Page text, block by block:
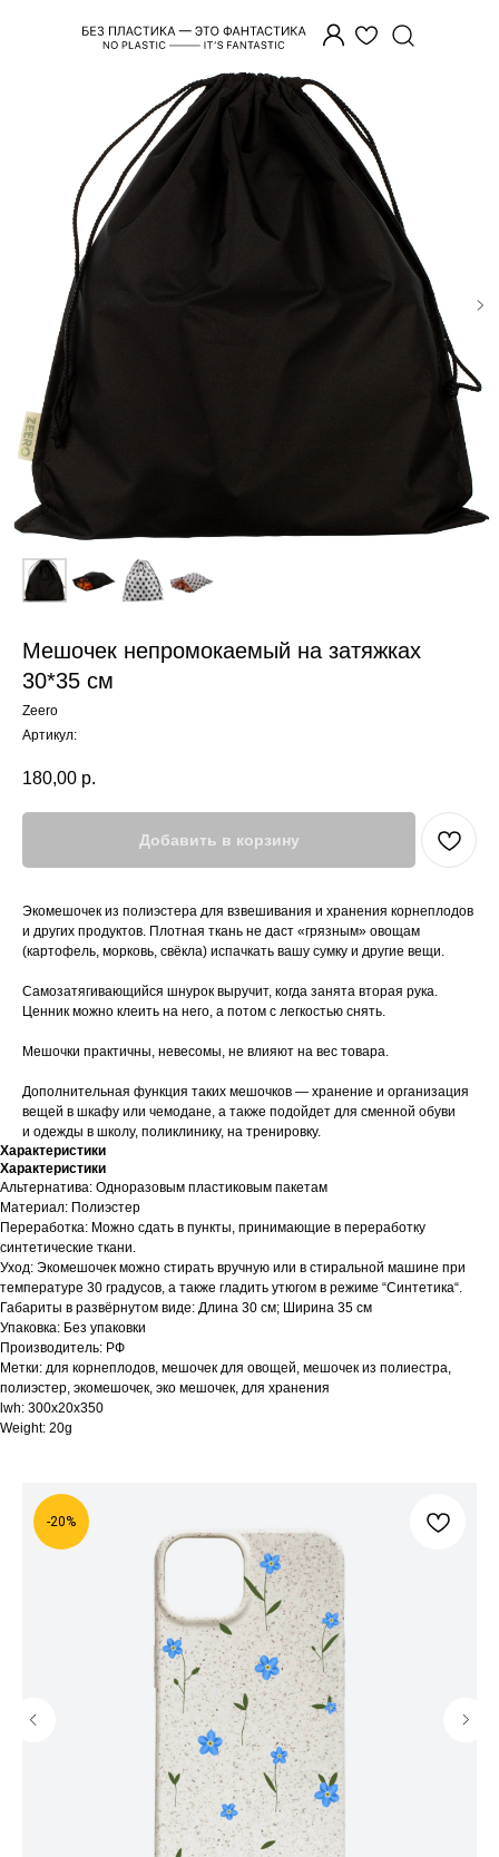
Мешочек непромокаемый на затяжках
30*35 см
Zeero
Артикул:
180,00 р.
Добавить в корзину
Экомешочек из полиэстера для взвешивания и хранения корнеплодов
и других продуктов. Плотная ткань не даст «грязным» овощам
(картофель, морковь, свёкла) испачкать вашу сумку и другие вещи.
Самозатягивающийся шнурок выручит, когда занята вторая рука.
Ценник можно клеить на него, а потом с легкостью снять.
Мешочки практичны, невесомы, не влияют на вес товара.
Дополнительная функция таких мешочков — хранение и организация
вещей в шкафу или чемодане, а также подойдет для сменной обуви
и одежды в школу, поликлинику, на тренировку.
Характеристики
Характеристики
Альтернатива: Одноразовым пластиковым пакетам
Материал: Полиэстер
Переработка: Можно сдать в пункты, принимающие в переработку
синтетические ткани.
Уход: Экомешочек можно стирать вручную или в стиральной машине при
температуре 30 градусов, а также гладить утюгом в режиме “Синтетика“.
Габариты в развёрнутом виде: Длина 30 см; Ширина 35 см
Упаковка: Без упаковки
Производитель: РФ
Метки: для корнеплодов, мешочек для овощей, мешочек из полиестра,
полиэстер, экомешочек, эко мешочек, для хранения
lwh: 300x20x350
Weight: 20g
-20%